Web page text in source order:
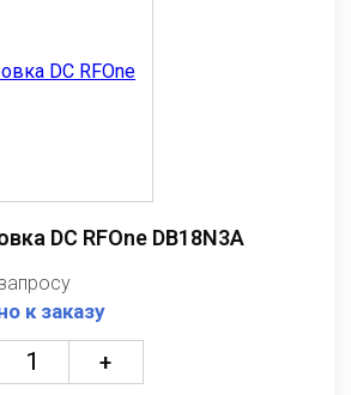
DC RFOne DB18N3A
к заказу
+